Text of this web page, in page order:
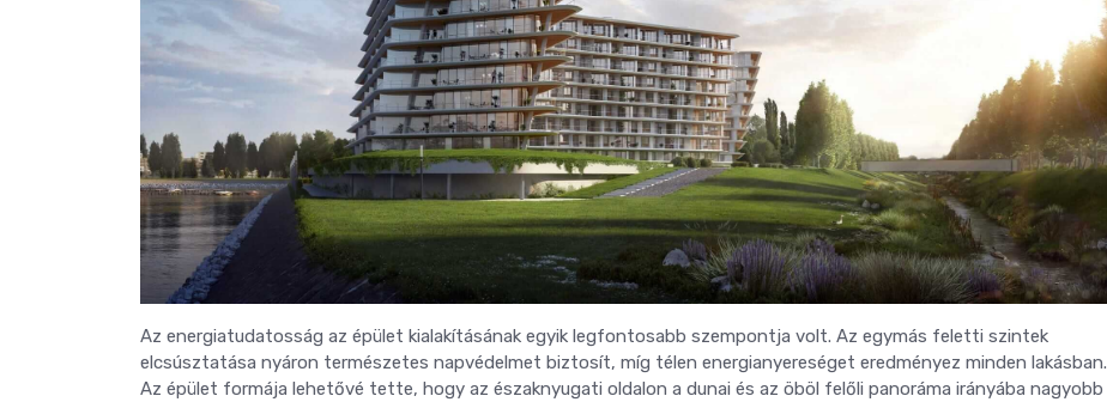
Az energiatudatosság az épület kialakításának egyik legfontosabb szempontja volt. Az egymás feletti szintek
elcsúsztatása nyáron természetes napvédelmet biztosít, míg télen energianyereséget eredményez minden lakásban.
Az épület formája lehetővé tette, hogy az északnyugati oldalon a dunai és az öböl felőli panoráma irányába nagyobb